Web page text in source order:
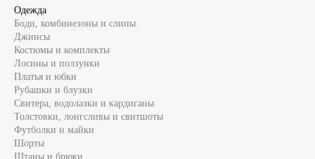
Одежда
Боди, комбинезоны и слипы
Джинсы
Костюмы и комплекты
Лосины и ползунки
Платья и юбки
Рубашки и блузки
Свитера, водолазки и кардиганы
Толстовки, лонгсливы и свитшоты
Футболки и майки
Шорты
Штаны и брюки